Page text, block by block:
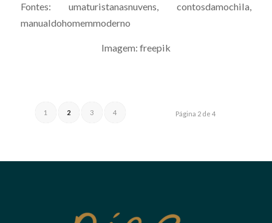
Fontes: umaturistanasnuvens, contosdamochila,
manualdohomemmoderno
Imagem: freepik
Página 2 de 4
1 2 3 4